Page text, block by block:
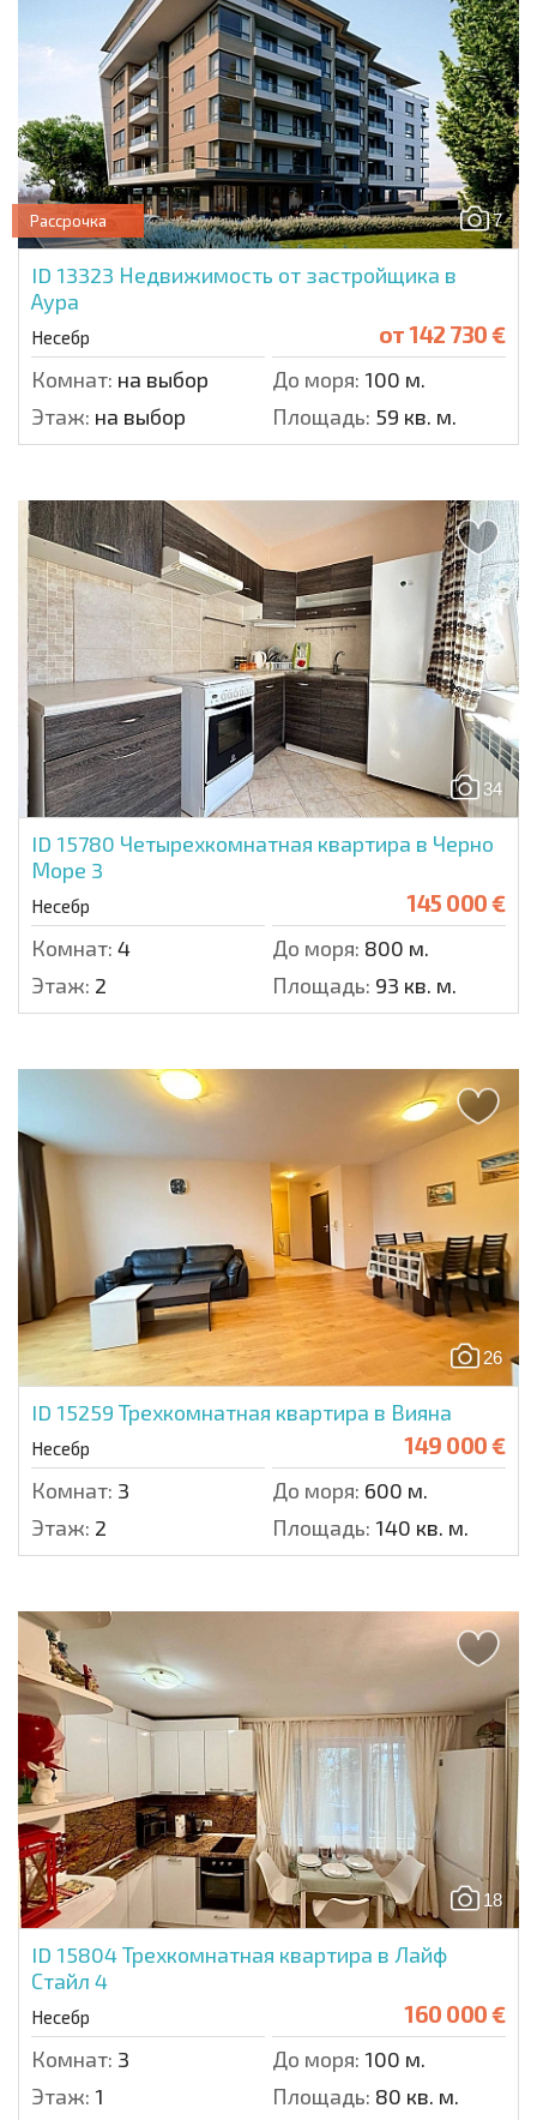
7
Рассрочка
ID 13323 Недвижимость от застройщика в
Аура
Несебр от142 730 €
Комнат: на выбор До моря: 100 м.
Этаж: на выбор Площадь: 59 кв. м.
34
ID 15780 Четырехкомнатная квартира в Черно
Море 3
Несебр 145 000 €
Комнат: 4 До моря: 800 м.
Этаж: 2 Площадь: 93 кв. м.
26
ID 15259 Трехкомнатная квартира в Вияна
Несебр 149 000 €
Комнат: 3 До моря: 600 м.
Этаж: 2 Площадь: 140 кв. м.
18
ID 15804Трехкомнатная квартира в Лайф
Стайл 4
Несебр 160 000 €
Комнат: 3 До моря: 100 м.
Этаж: 1 Площадь: 80 кв. м.